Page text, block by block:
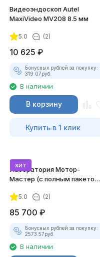
Видеоэндоскоп Autel
MaxiVideo MV208 8.5 мм
5.0 (2)
10 625 ₽
Бонусных рублей за покупку:
319.07руб.
В наличии
В корзину
Купить в 1 клик
хит
Лаборатория Мотор-
Мастер (с полным пакетом
5.0 (2)
85 700 ₽
Бонусных рублей за покупку:
2573.57руб.
В наличии